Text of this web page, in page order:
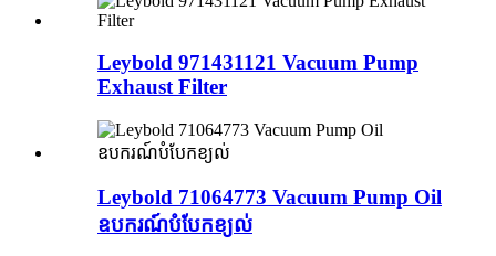
Leybold 971431121 Vacuum Pump
Exhaust Filter
Leybold 71064773 Vacuum Pump Oil
ឧបករណ៍បំបែកខ្យល់